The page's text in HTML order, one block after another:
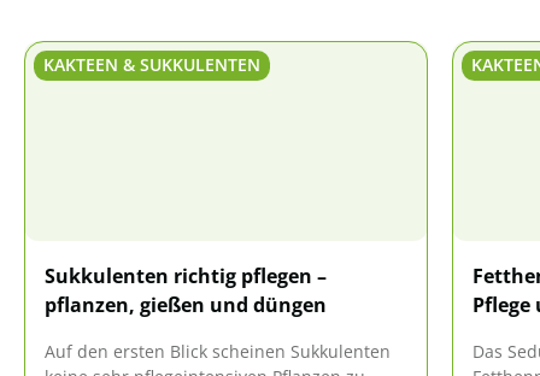
KAKTEEN & SUKKULENTEN
Sukkulenten richtig pflegen –
pflanzen, gießen und düngen
Auf den ersten Blick scheinen Sukkulenten
Das